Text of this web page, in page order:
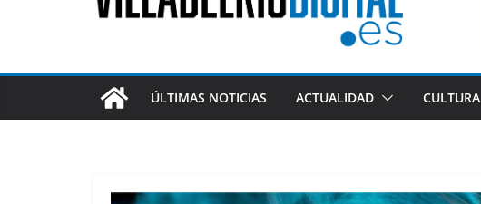
ÚLTIMAS NOTICIAS ACTUALIDAD CULTURA